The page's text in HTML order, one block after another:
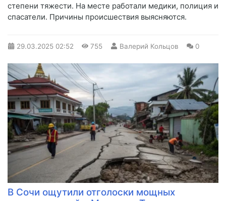
степени тяжести. На месте работали медики, полиция и
спасатели. Причины происшествия выясняются.
29.03.2025 02:52 755 Валерий Кольцов 0
В Сочи ощутили отголоски мощных